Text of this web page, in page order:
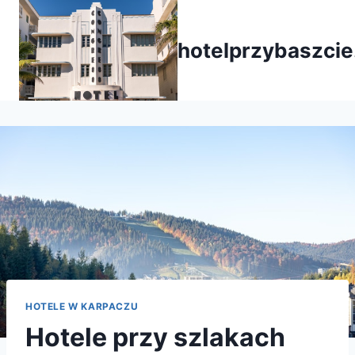
Przejdź
treści
HOTELE W KARPACZU
Hotele przy szlakach